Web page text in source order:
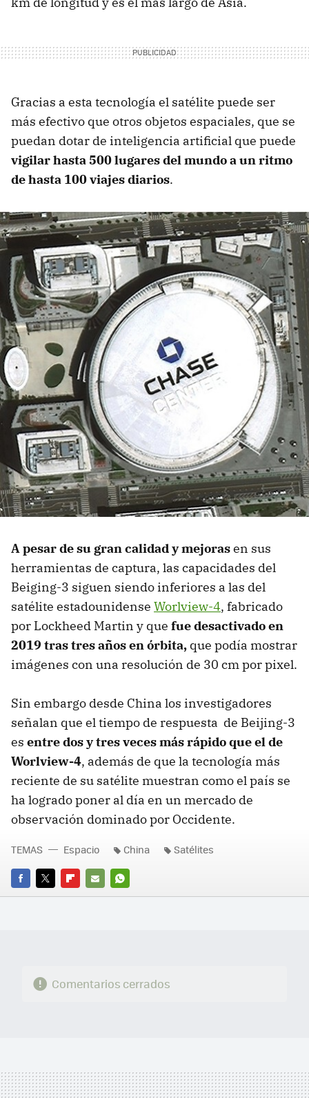
Gracias a esta tecnología el satélite puede ser
más efectivo que otros objetos espaciales, que se
puedan dotar de inteligencia artificial que puede
vigilar hasta 500 lugares del mundo a un ritmo
de hasta 100 viajes diarios.
A pesar de su gran calidad y mejorasen sus
herramientas de captura, las capacidades del
Beiging-3 siguen siendo inferiores a las del
satélite estadounidense Worlview-4, fabricado
por Lockheed Martin y que fue desactivado en
2019 tras tres años en órbita, que podía mostrar
imágenes con una resolución de 30 cm por pixel.
Sin embargo desde China los investigadores
señalan que el tiempo de respuesta de Beijing-3
es entre dos y tres veces más rápido que el de
Worlview-4, además de que la tecnología más
reciente de su satélite muestran como el país se
ha logrado poner al día en un mercado de
observación dominado por Occidente.
FACEBOOK
TWITTERFLIPBOARD
E-
WHATSAPP
TEMAS Espacio China Satélites
Comentarios cerrados